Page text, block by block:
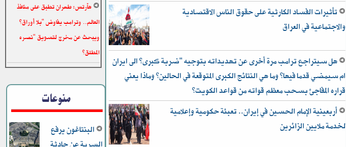
تأثيرات الفساد الكارثية على حقوق الناس الاقتصادية
والاجتماعية في العراق
هل سيتراجع ترامب مرة أخرى عن تهديداته بتوجيه “ضربة كبرى” الى ايران
ام سيمضي قدما فيها؟ وما هي النتائج الكبرى المتوقعة في الحالين؟ وماذا يعني
قراره المفاجئ بسحب معظم قواته من قواعد الكويت؟
أربعينية الإمام الحسين في إيران.. تعبئة حكومية وإعلامية
لخدمة ملايين الزائرين
هآرتس: طهران تطبق على منافذ
العالم.. وترامب يفاوض “بلا أوراق”
ويبحث عن مخرج لتسويق “نصره
المطلق”
منوعات
البنتاغون يرفع